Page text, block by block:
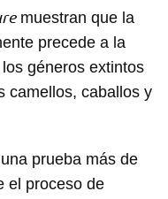
muestran que la
precede a la
géneros extintos
camellos, caballos y
prueba más de
el proceso de